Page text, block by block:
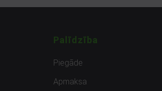
Palīdzība
Piegāde
Apmaksa